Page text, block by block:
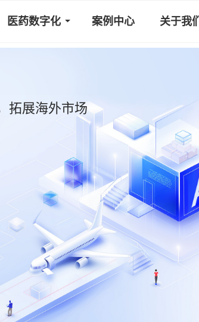
医药数字化 案例中心 关于我们
拓展海外市场